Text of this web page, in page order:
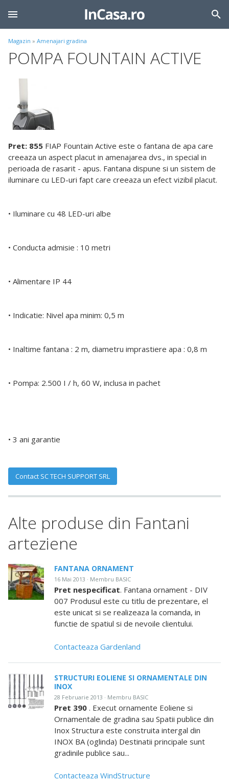
Magazin » Amenajari gradina
POMPA FOUNTAIN ACTIVE
Pret: 855 FIAP Fountain Active este o fantana de apa care
creeaza un aspect placut in amenajarea dvs., in special in
perioada de rasarit - apus. Fantana dispune si un sistem de
iluminare cu LED-uri fapt care creeaza un efect vizibil placut.
• Iluminare cu 48 LED-uri albe
• Conducta admisie : 10 metri
• Alimentare IP 44
• Indicatie: Nivel apa minim: 0,5 m
• Inaltime fantana : 2 m, diametru imprastiere apa : 0,8 m
• Pompa: 2.500 I / h, 60 W, inclusa in pachet
• 3 ani garantie
Contact SC TECH SUPPORT SRL
Alte produse din Fantani
arteziene
FANTANA ORNAMENT
16 Mai 2013 · Membru BASIC
Pret nespecificat. Fantana ornament - DIV
007 Produsul este cu titlu de prezentare, el
este unicat si se realizeaza la comanda, in
functie de spatiul si de nevoile clientului.
Contacteaza Gardenland
STRUCTURI EOLIENE SI ORNAMENTALE DIN
INOX
28 Februarie 2013 · Membru BASIC
Pret 390 . Execut ornamente Eoliene si
Ornamentale de gradina sau Spatii publice din
Inox Structura este construita intergal din
INOX BA (oglinda) Destinatii principale sunt
gradinile publice sau...
Contacteaza WindStructure